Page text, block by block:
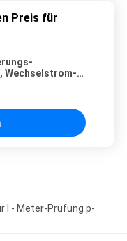
Preis für
Wechselstrom-
I - Meter-Prüfung p-